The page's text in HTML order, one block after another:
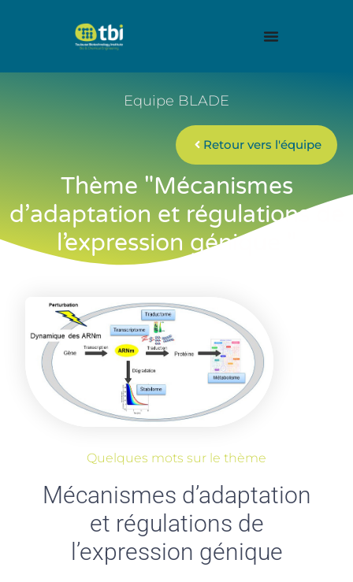
Equipe BLADE
Retour vers l'équipe
Thème "Mécanismes
d’adaptation et régulations de
l’expression génique "
Quelques mots sur le thème
Mécanismes d’adaptation
et régulations de
l’expression génique